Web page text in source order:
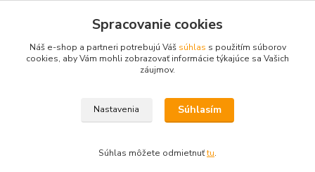
+421 908 678 479
info@audiovideoshop.sk
Spracovanie cookies
Náš e-shop a partneri potrebujú Váš súhlas s použitím súborov
cookies, aby Vám mohli zobrazovať informácie týkajúce sa Vašich
záujmov.
Nastavenia Súhlasím
Súhlas môžete odmietnuťtu.